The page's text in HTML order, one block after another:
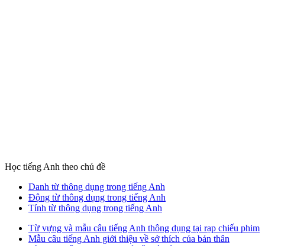
Học tiếng Anh theo chủ đề
Danh từ thông dụng trong tiếng Anh
Động từ thông dụng trong tiếng Anh
Tính từ thông dụng trong tiếng Anh
Từ vựng và mẫu câu tiếng Anh thông dụng tại rạp chiếu phim
Mẫu câu tiếng Anh giới thiệu về sở thích của bản thân